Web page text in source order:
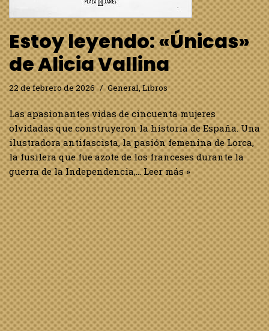
Estoy leyendo: «Únicas»
de Alicia Vallina
22 de febrero de 2026 General,Libros
Las apasionantes vidas de cincuenta mujeres
olvidadas que construyeron la historia de España. Una
ilustradora antifascista, la pasión femenina de Lorca,
la fusilera que fue azote de los franceses durante la
guerra de la Independencia,…Leer más »